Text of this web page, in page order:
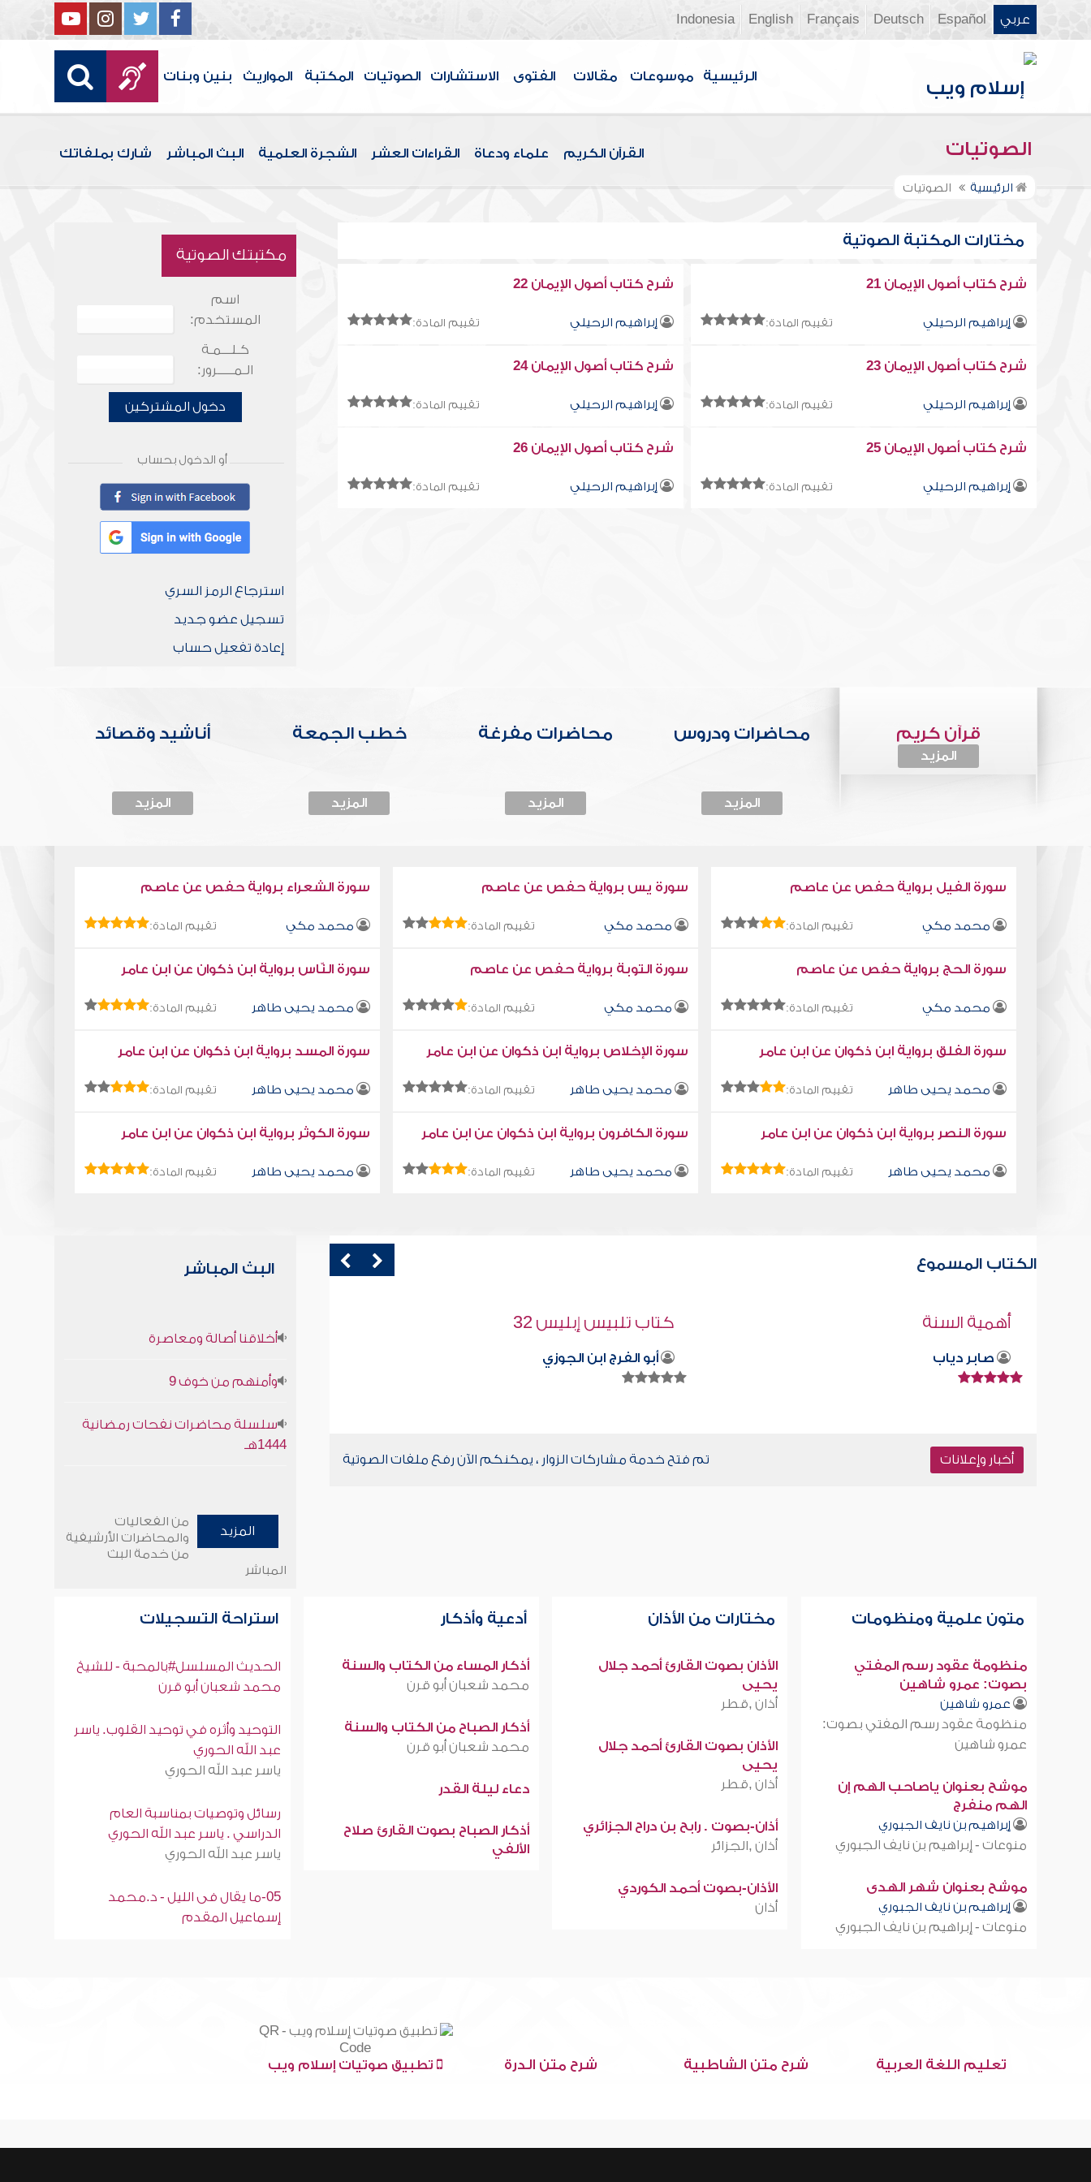
عربي Español
Deutsch
Français
English
Indonesia
الرئيسية موسوعات مقالات الفتوى الاستشارات الصوتيات المكتبة المواريث بنين وبنات
الصوتيات القرآن الكريم علماء ودعاة القراءات العشر الشجرة العلمية البث المباشر شارك بملفاتك
الرئيسية الصوتيات
مختارات المكتبة الصوتية
شرح كتاب أصول الإيمان 21
إبراهيم الرحيلي تقييم المادة:
شرح كتاب أصول الإيمان 22
إبراهيم الرحيلي تقييم المادة:
شرح كتاب أصول الإيمان 23
إبراهيم الرحيلي تقييم المادة:
شرح كتاب أصول الإيمان 24
إبراهيم الرحيلي تقييم المادة:
شرح كتاب أصول الإيمان 25
إبراهيم الرحيلي تقييم المادة:
شرح كتاب أصول الإيمان 26
إبراهيم الرحيلي تقييم المادة:
مكتبتك الصوتية
اسم
المستخدم:
كـلـــمـة
الـمـــــرور:
دخول المشتركين
أو الدخول بحساب
استرجاع الرمز السري
تسجيل عضو جديد
إعادة تفعيل حساب
قرآن كريم
المزيد
محاضرات ودروس
المزيد
محاضرات مفرغة
المزيد
خطب الجمعة
المزيد
أناشيد وقصائد
المزيد
سورة الفيل برواية حفص عن عاصم
محمد مكي تقييم المادة:
سورة يس برواية حفص عن عاصم
محمد مكي تقييم المادة:
سورة الشعراء برواية حفص عن عاصم
محمد مكي تقييم المادة:
سورة الحج برواية حفص عن عاصم
محمد مكي تقييم المادة:
سورة التوبة برواية حفص عن عاصم
محمد مكي تقييم المادة:
سورة النّاس برواية ابن ذكوان عن ابن عامر
محمد يحيى طاهر تقييم المادة:
سورة الفلق برواية ابن ذكوان عن ابن عامر
محمد يحيى طاهر تقييم المادة:
سورة الإخلاص برواية ابن ذكوان عن ابن عامر
محمد يحيى طاهر تقييم المادة:
سورة المسد برواية ابن ذكوان عن ابن عامر
محمد يحيى طاهر تقييم المادة:
سورة النصر برواية ابن ذكوان عن ابن عامر
محمد يحيى طاهر تقييم المادة:
سورة الكافرون برواية ابن ذكوان عن ابن عامر
محمد يحيى طاهر تقييم المادة:
سورة الكوثر برواية ابن ذكوان عن ابن عامر
محمد يحيى طاهر تقييم المادة:
الكتاب المسموع
كتاب تلبيس إبليس 32
أبو الفرج ابن الجوزي
قراءة صوتية لكتاب استمتع بحياتك " كتاب
محمد العريفي
في فنون التعامل " - قابل الاساءة بالاحسان
محمد العريفي
أخبار وإعلانات تم فتح خدمة مشاركات الزوار ، يمكنكم الآن رفع ملفات الصوتية
البث المباشر
أخلاقنا أصالة ومعاصرة
وأمنهم من خوف 9
سلسلة محاضرات نفحات رمضانية
1444هـ
المزيد
من الفعاليات
والمحاضرات الأرشيفية
من خدمة البث
المباشر
متون علمية ومنظومات
منظومة عقود رسم المفتي
بصوت: عمرو شاهين
عمرو شاهين
منظومة عقود رسم المفتي بصوت:
عمرو شاهين
موشح بعنوان ياصاحب الهم إن
الهم منفرج
إبراهيم بن نايف الجبوري
منوعات - إبراهيم بن نايف الجبوري
موشح بعنوان شهر الهدى
إبراهيم بن نايف الجبوري
منوعات - إبراهيم بن نايف الجبوري
مختارات من الأذان
الأذان بصوت القارئ أحمد جلال
يحيى
أذان ,قطر
الأذان بصوت القارئ أحمد جلال
يحيى
أذان ,قطر
أذان-بصوت . رابح بن دراح الجزائري
أذان ,الجزائر
الأذان-بصوت أحمد الكوردي
أذان
أدعية وأذكار
أذكار المساء من الكتاب والسنة
محمد شعبان أبو قرن
أذكار الصباح من الكتاب والسنة
محمد شعبان أبو قرن
دعاء ليلة القدر
أذكار الصباح بصوت القارئ صلاح
الألفي
استراحة التسجيلات
الحديث المسلسل#بالمحبة - للشيخ
محمد شعبان أبو قرن
التوحيد وأثره في توحيد القلوب. ياسر
عبد الله الحوري
ياسر عبد الله الحوري
رسائل وتوصيات بمناسبة العام
الدراسي . ياسر عبد الله الحوري
ياسر عبد الله الحوري
05-ما يقال فى الليل - د.محمد
إسماعيل المقدم
تعليم اللغة العربية شرح متن الشاطبية شرح متن الدرة تطبيق صوتيات إسلام ويب